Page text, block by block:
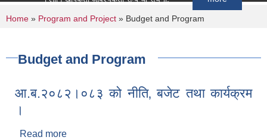
You are here
Home » Program and Project » Budget and Program
Budget and Program
आ.ब.२०८२।०८३ को नीति‚ बजेट तथा कार्यक्रम
।
Read more